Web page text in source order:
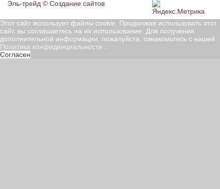
Эль-трейд © Создание сайтов
Этот сайт использует файлы cookie. Продолжая использовать этот
сайт, вы соглашаетесь на их использование. Для получения
дополнительной информации, пожалуйста, ознакомьтесь с нашей
Политика конфиденциальности
Согласен